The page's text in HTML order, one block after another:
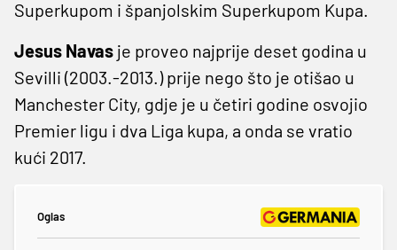
Superkupom i španjolskim Superkupom Kupa.
Jesus Navas je proveo najprije deset godina u
Sevilli (2003.-2013.) prije nego što je otišao u
Manchester City, gdje je u četiri godine osvojio
Premier ligu i dva Liga kupa, a onda se vratio
kući 2017.
Oglas